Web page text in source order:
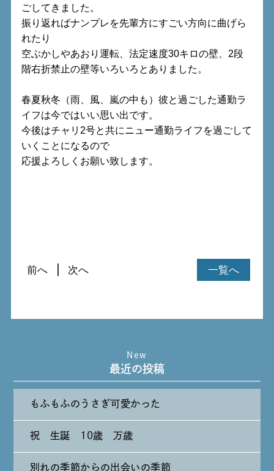
ごしてきました。
振り返ればナンプレを先輩方にすごい方向に曲げら
れたり
空ぶかしやあおり運転、法定速度30キロの壁、2段
階右折禁止の壁等いろいろとありました。
春夏秋冬（雨、風、嵐の中も）彼と過ごした通勤ラ
イフは今ではいい思い出です。
今後はチャリ2号と共にニュー通勤ライフを過ごして
いくことになるので
応援よろしくお願い致します。
一覧へ
前へ 次へ
New
最近の投稿
もふもふのうさぎ可愛かった
祝 生誕 10歳 万歳
別れの季節からの出会いの季節